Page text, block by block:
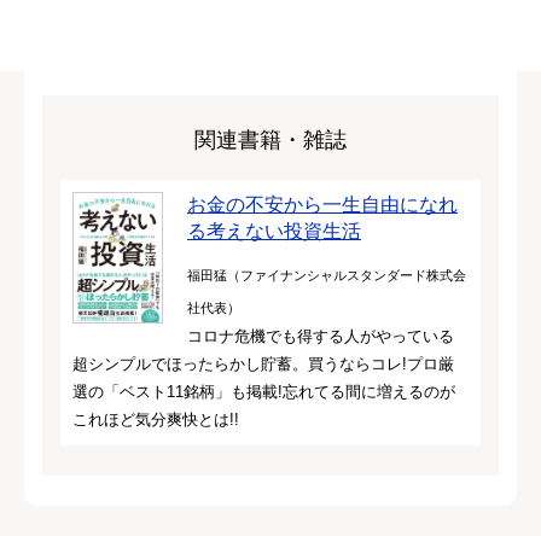
関連書籍・雑誌
お金の不安から一生自由になれ
る考えない投資生活
福田猛（ファイナンシャルスタンダード株式会
社代表）
コロナ危機でも得する人がやっている
超シンプルでほったらかし貯蓄。買うならコレ!プロ厳
選の「ベスト11銘柄」も掲載!忘れてる間に増えるのが
これほど気分爽快とは!!